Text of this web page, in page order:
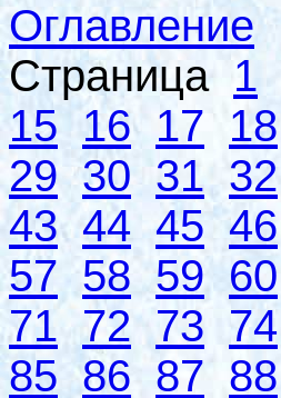
Оглавление
Страница 1
15 16 17 18
29 30 31 32
43 44 45 46
57 58 59 60
71 72 73 74
85 86 87 88